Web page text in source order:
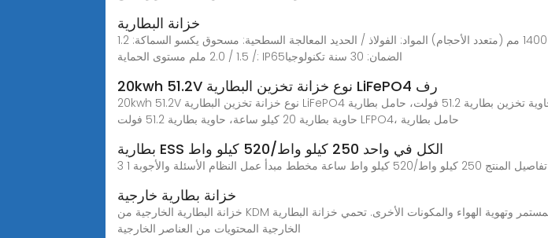
خزانة البطارية
مقدمة عن خزانة البطارية: العلامة التجارية: خزانة البطارية الحجم الخارجي: 800*960*1400 مم (متعدد الأحجام) المواد: الفولاذ / الحديد المعالجة السطحية: مسحوق يكسو السماكة: 1.2
/ 1.5 / 2.0 ملم مستوى الحماية: IP65الضمان: 30 سنة تكنولوجيا
20kwh 51.2V نوع خزانة تخزين البطارية LiFePO4 رف
20kwh 51.2V نوع خزانة تخزين البطارية LiFePO4 رف البطارية مع العاكس,ابحث عن تفاصيل حول حاوية بطارية 51.2 فولت، حاوية تخزين بطارية 51.2 فولت، حامل بطارية LFPO4،
حاوية بطارية 20 كيلو ساعة، حاوية بطارية 51.2 فولت LFPO4، حامل بطارية
بطارية ESS الكل في واحد 250 كيلو واط/520 كيلو واط
خزانة بطارية خارجية
خزانة البطارية الخارجية من KDM عبارة عن حاوية بطارية متينة. كما أنها تحمي تمامًا الأجزاء الأخرى مثل طاقة التيار المستمر وتهوية الهواء والمكونات الأخرى. تحمي خزانة البطارية
الخارجية المحتويات من العناصر الخارجية